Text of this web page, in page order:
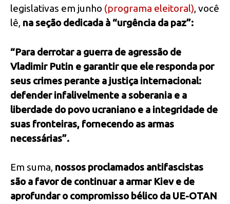
legislativas em junho (programa eleitoral), você
lê, na seção dedicada à “urgência da paz”:
“Para derrotar a guerra de agressão de
Vladimir Putin e garantir que ele responda por
seus crimes perante a justiça internacional:
defender infalivelmente a soberania e a
liberdade do povo ucraniano e a integridade de
suas fronteiras, fornecendo as armas
necessárias”.
Em suma, nossos proclamados antifascistas
são a favor de continuar a armar Kiev e de
aprofundar o compromisso bélico da UE-OTAN